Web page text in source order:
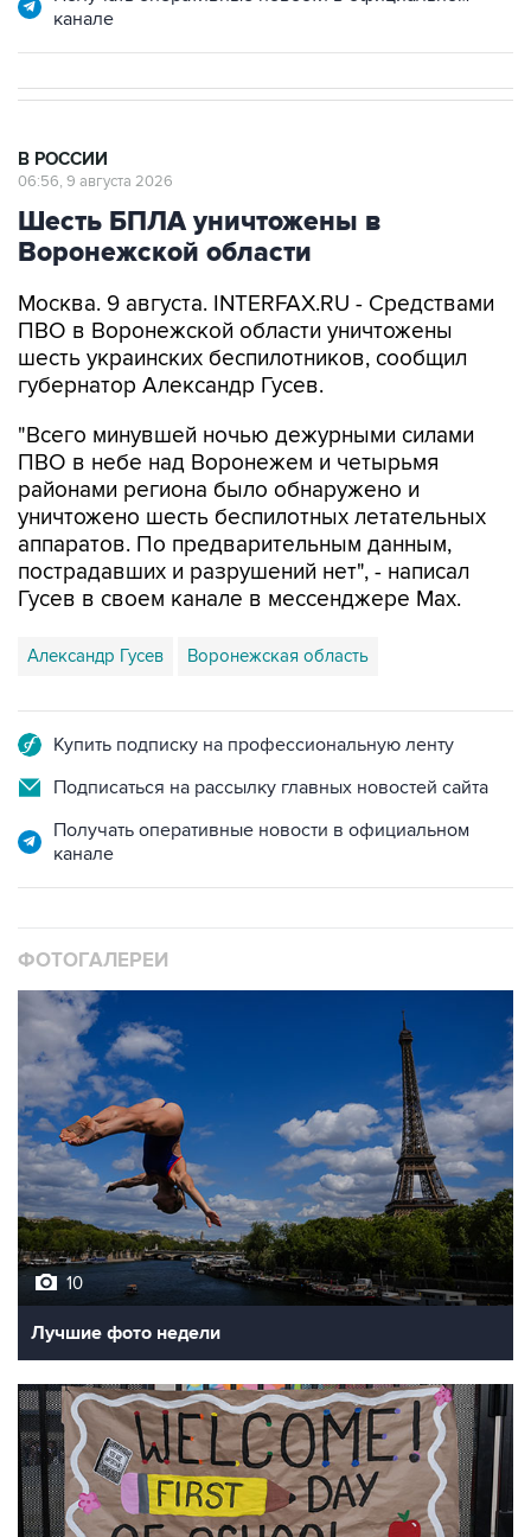
Шесть БПЛА уничтожены в
Воронежской области
Москва. 9 августа. INTERFAX.RU - Средствами
шесть украинских беспилотников, сообщил
губернатор Александр Гусев.
"Всего минувшей ночью дежурными силами
районами региона было обнаружено и
уничтожено шесть беспилотных летательных
аппаратов. По предварительным данным,
пострадавших и разрушений нет", - написал
Гусев в своем канале в мессенджере Max.
Александр Гусев Воронежская область
Подписаться на рассылку главных новостей сайта
Получать оперативные новости в официальном
10
Лучшие фото недели